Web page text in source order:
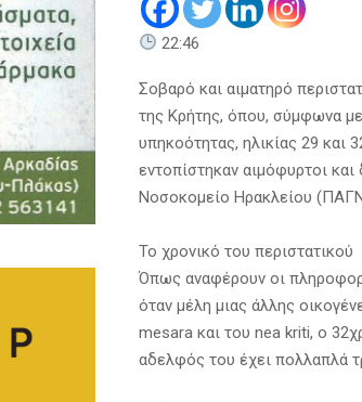
22:46
Σοβαρό και αιματηρό
της Κρήτης, όπου, σύμφωνα
υπηκοότητας, ηλικίας 29 και
εντοπίστηκαν αιμόφυρτοι
Νοσοκομείο Ηρακλείου
Το χρονικό του περιστατικού
Όπως αναφέρουν οι
όταν μέλη μιας άλλης
mesara και του nea kriti, ο
αδελφός του έχει πολλαπλά